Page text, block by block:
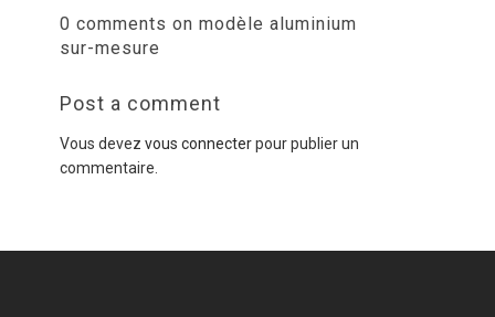
0 comments on modèle aluminium
sur-mesure
Post a comment
Vous devez vous connecterpour publier un
commentaire.